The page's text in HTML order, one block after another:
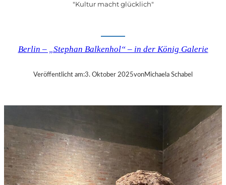
"Kultur macht glücklich"
Berlin – „Stephan Balkenhol“ – in der König Galerie
Veröffentlicht am:3. Oktober 2025vonMichaela Schabel